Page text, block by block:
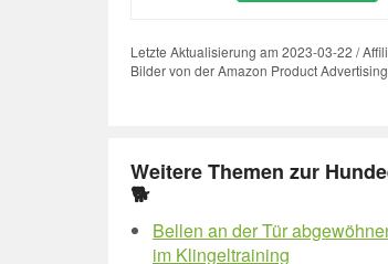
Letzte Aktualisierung am 2023-03-22 /
Bilder von der Amazon Product
Weitere Themen zur
🐕
Bellen an der Tür
im Klingeltraining